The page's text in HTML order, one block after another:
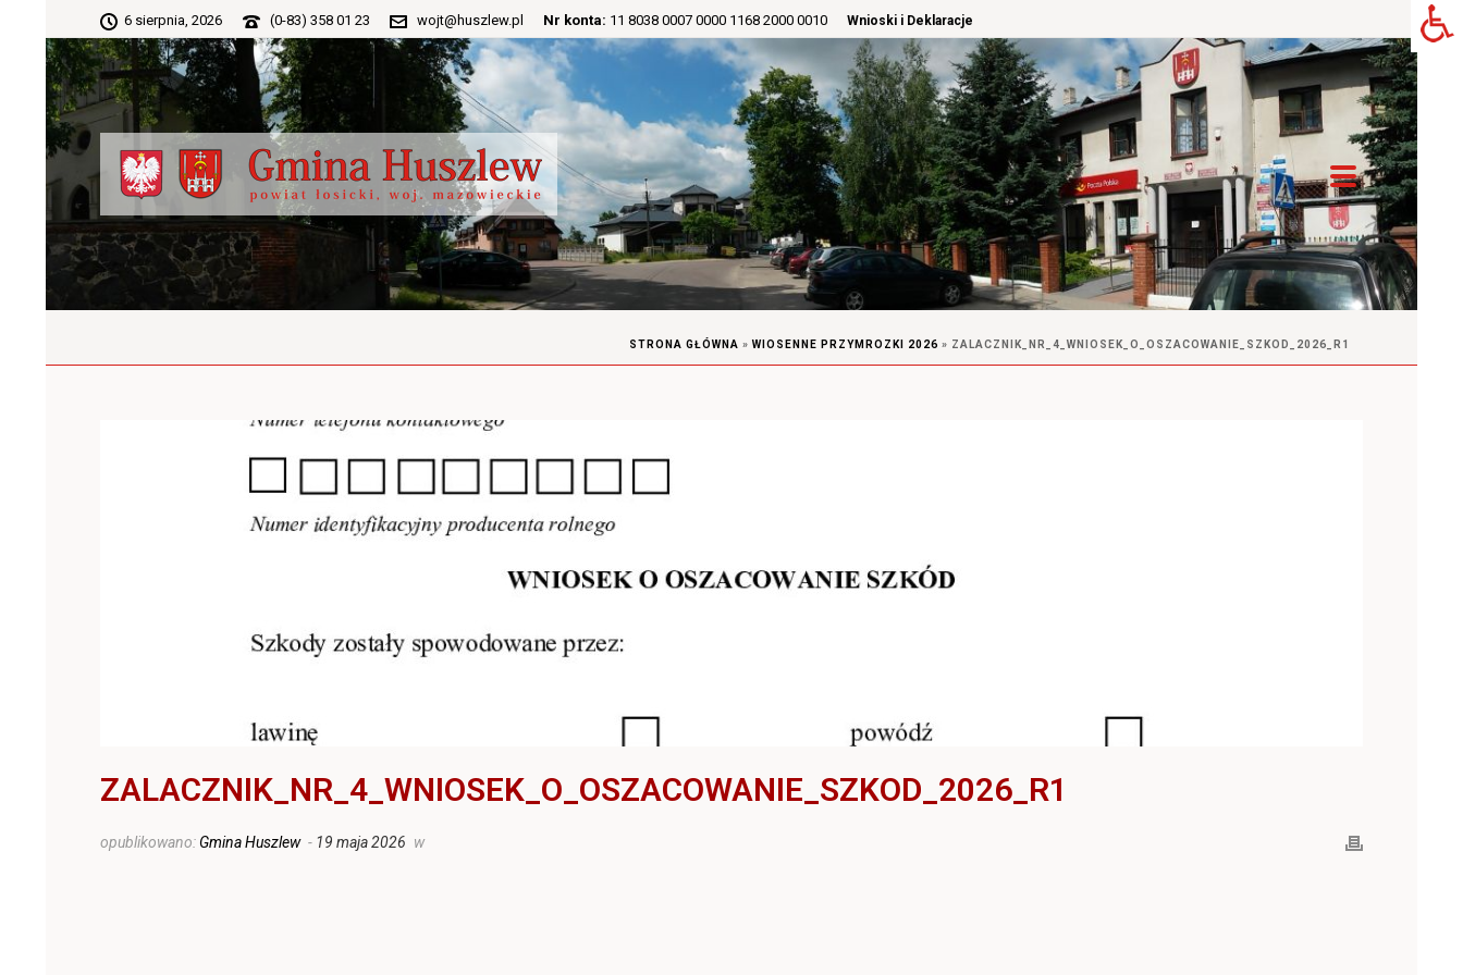
6 sierpnia, 2026 (0-83) 358 01 23 wojt@huszlew.pl Nr konta: 11 8038 0007 0000 1168 2000 0010 Wnioski i Deklaracje
STRONA GŁÓWNA » WIOSENNE PRZYMROZKI 2026 » ZALACZNIK_NR_4_WNIOSEK_O_OSZACOWANIE_SZKOD_2026_R1
ZALACZNIK_NR_4_WNIOSEK_O_OSZACOWANIE_SZKOD_2026_R1
opublikowano: Gmina Huszlew - 19 maja 2026 w